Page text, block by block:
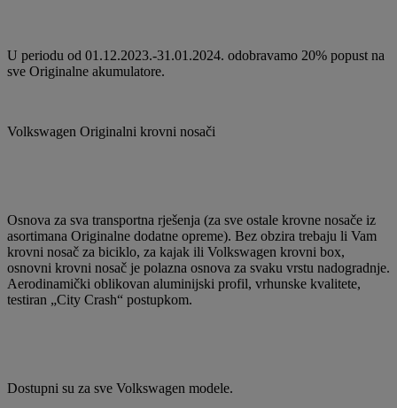
U periodu od 01.12.2023.-31.01.2024. odobravamo 20% popust na
sve Originalne akumulatore.
Volkswagen Originalni krovni nosači
Osnova za sva transportna rješenja (za sve ostale krovne nosače iz
asortimana Originalne dodatne opreme). Bez obzira trebaju li Vam
krovni nosač za biciklo, za kajak ili Volkswagen krovni box,
osnovni krovni nosač je polazna osnova za svaku vrstu nadogradnje.
Aerodinamički oblikovan aluminijski profil, vrhunske kvalitete,
testiran „City Crash“ postupkom.
Dostupni su za sve Volkswagen modele.